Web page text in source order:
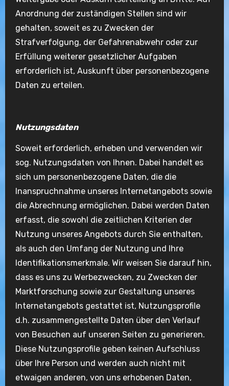
Anordnung der zuständigen Stellen sind wir
gehalten, soweit es zu Zwecken der
Strafverfolgung, der Gefahrenabwehr oder zur
Erfüllung weiterer gesetzlicher Aufgaben
erforderlich ist, Auskunft über personenbezogene
Daten zu erteilen.
Nutzungsdaten
Soweit erforderlich, erheben und verwenden wir
sog. Nutzungsdaten von Ihnen. Dabei handelt es
sich um personenbezogene Daten, die die
Inanspruchnahme unseres Internetangebots sowie
die Abrechnung ermöglichen. Dabei werden Daten
erfasst, die sowohl die zeitlichen Kriterien der
Nutzung unseres Angebots durch Sie enthalten,
als auch den Umfang der Nutzung und Ihre
Identifikationsmerkmale. Wir weisen Sie darauf hin,
dass es uns zu Werbezwecken, zu Zwecken der
Marktforschung sowie zur Gestaltung unseres
Internetangebots gestattet ist, Nutzungsprofile
d.h. zusammengestellte Daten über den Verlauf
von Besuchen auf unseren Seiten zu generieren.
Diese Nutzungsprofile geben keinen Aufschluss
über Ihre Person und werden auch nicht mit
etwaigen anderen, von uns erhobenen Daten,